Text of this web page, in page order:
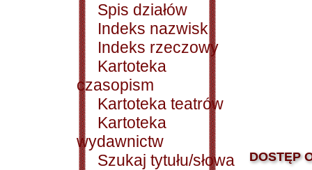
Spis działów
Indeks nazwisk
Indeks rzeczowy
Kartoteka
czasopism
Kartoteka teatrów
Kartoteka
wydawnictw
Szukaj tytułu/słowa
DOSTĘP